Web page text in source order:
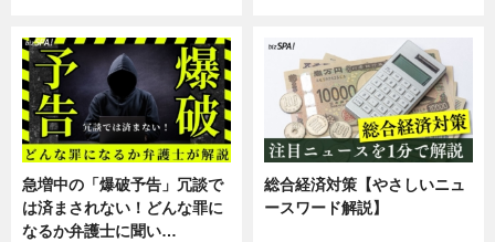
急増中の「爆破予告」冗談で
は済まされない！どんな罪に
なるか弁護士に聞い…
総合経済対策【やさしいニュ
ースワード解説】